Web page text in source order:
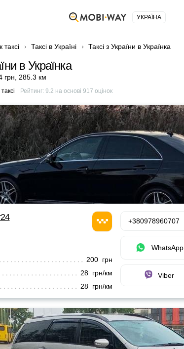
УКРАЇНА
таксі Таксі в Україні Таксі з України в Українка
в Українка
грн 285.3 км
Рейтинг: 9.2 на основі 917 оцінок
200 грн
28 грн/км
28 грн/км
+380978960707
WhatsApp
Viber